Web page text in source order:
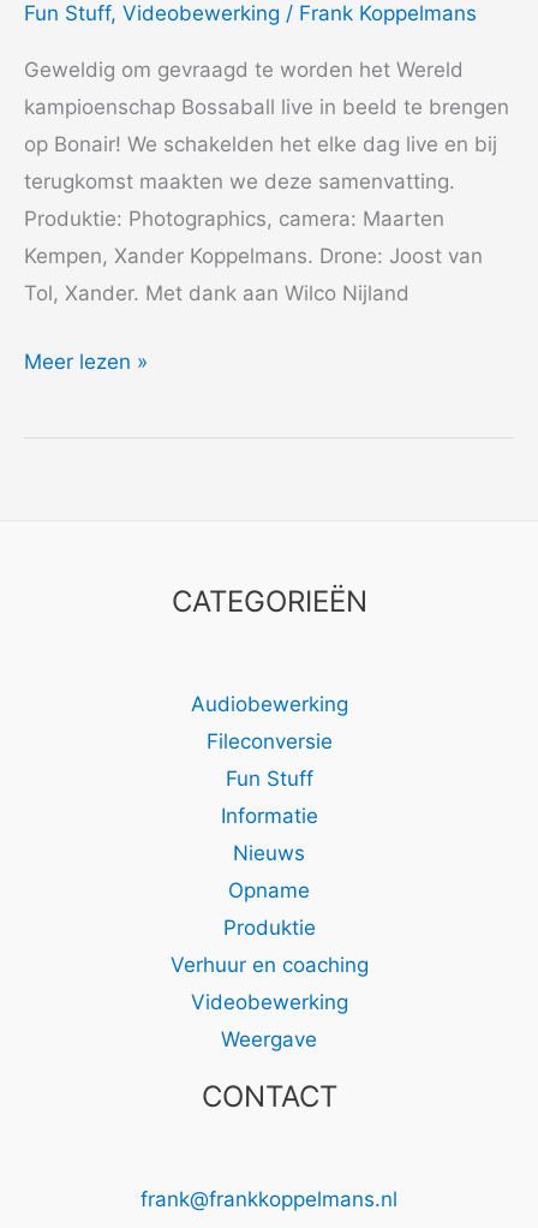
Fun Stuff, Videobewerking / Frank Koppelmans
Geweldig om gevraagd te worden het Wereld
kampioenschap Bossaball live in beeld te brengen
op Bonair! We schakelden het elke dag live en bij
terugkomst maakten we deze samenvatting.
Produktie: Photographics, camera: Maarten
Kempen, Xander Koppelmans. Drone: Joost van
Tol, Xander. Met dank aan Wilco Nijland
2013
Wereld
Meer lezen »
CATEGORIEËN
Audiobewerking
Fileconversie
Fun Stuff
Informatie
Nieuws
Opname
Produktie
Verhuur en coaching
Videobewerking
Weergave
CONTACT
frank@frankkoppelmans.nl